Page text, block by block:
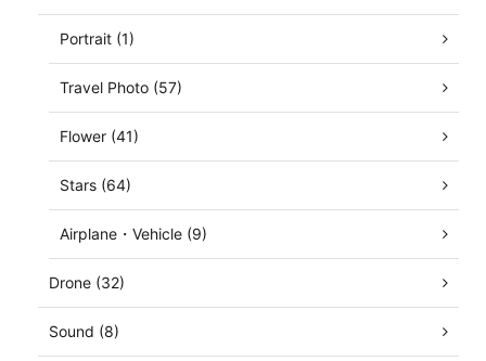
Portrait (1)
Travel Photo (57)
Flower (41)
Stars (64)
Airplane・Vehicle (9)
Drone (32)
Sound (8)